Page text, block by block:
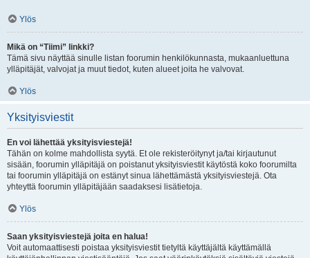
Ylös
Mikä on “Tiimi” linkki?
Tämä sivu näyttää sinulle listan foorumin henkilökunnasta, mukaanluettuna
ylläpitäjät, valvojat ja muut tiedot, kuten alueet joita he valvovat.
Ylös
Yksityisviestit
En voi lähettää yksityisviestejä!
Tähän on kolme mahdollista syytä. Et ole rekisteröitynyt ja/tai kirjautunut
sisään, foorumin ylläpitäjä on poistanut yksityisviestit käytöstä koko foorumilta
tai foorumin ylläpitäjä on estänyt sinua lähettämästä yksityisviestejä. Ota
yhteyttä foorumin ylläpitäjään saadaksesi lisätietoja.
Ylös
Saan yksityisviestejä joita en halua!
Voit automaattisesti poistaa yksityisviestit tietyltä käyttäjältä käyttämällä